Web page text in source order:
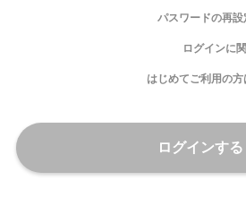
パスワードの再
ログインに
はじめてご利用の方
ログインする